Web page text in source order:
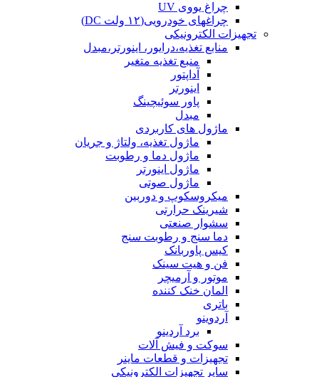
چراغ یووی UV
چراغهای خودرویی(۱۲ ولت DC)
تجهیزات الکترونیکی
منابع تغذیه،درایور، اینورتر،مبدل
منبع تغذیه متغیر
آداپتور
اینورتر
پاور سوئیچینگ
مبدل
ماژول های کاربردی
ماژول تغذیه، ولتاژ و جریان
ماژول دما و رطوبت
ماژول اینورتر
ماژول صوتی
میکروسکوپ و دوربین
شیرینک حرارتی
سشوار صنعتی
دما سنج و رطوبت سنج
کیس پاوربانک
فن و هیت سینک
موتور و آرمیچر
المان خنک کننده
باتری
آردوینو
برد آردینو
سوکت و فیش آلات
تجهیزات و قطعات ماینر
سایر تجهیزات الکترونیکی